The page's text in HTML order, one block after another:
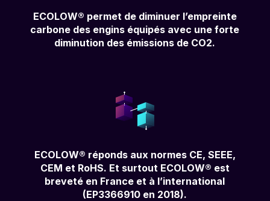
ECOLOW® permet de diminuer l’empreinte
carbone des engins équipés avec une forte
diminution des émissions de CO2.
ECOLOW® réponds aux normes CE, SEEE,
CEM et RoHS. Et surtout ECOLOW® est
breveté en France et à l’international
(EP3366910 en 2018).